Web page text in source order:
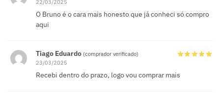
22/03/2025
O Bruno é o cara mais honesto que já conheci só compro
aqui
Tiago Eduardo (comprador verificado)
23/03/2025
Recebi dentro do prazo, logo vou comprar mais